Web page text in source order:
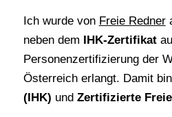
Ich wurde von Freie Redner
neben dem
IHK-Zertifikat
Personenzertifizierung der
Österreich erlangt. Damit
(IHK) und Zertifizierte